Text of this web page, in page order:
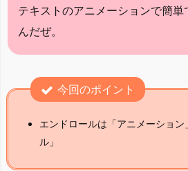
テキストのアニメーションで簡単
んだぜ。
今回のポイント
エンドロールは「アニメーション
ル」